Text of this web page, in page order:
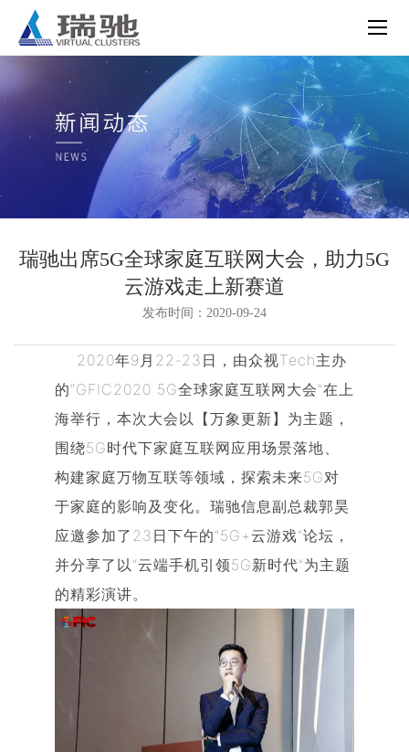
瑞驰出席5G全球家庭互联网大会，助力5G
云游戏走上新赛道
发布时间：2020-09-24
2020年9月22-23日，由众视Tech主办
的“GFIC2020 5G全球家庭互联网大会”在上
海举行，本次大会以【万象更新】为主题，
围绕5G时代下家庭互联网应用场景落地、
构建家庭万物互联等领域，探索未来5G对
于家庭的影响及变化。瑞驰信息副总裁郭昊
应邀参加了23日下午的"5G+云游戏"论坛，
并分享了以“云端手机引领5G新时代”为主题
的精彩演讲。